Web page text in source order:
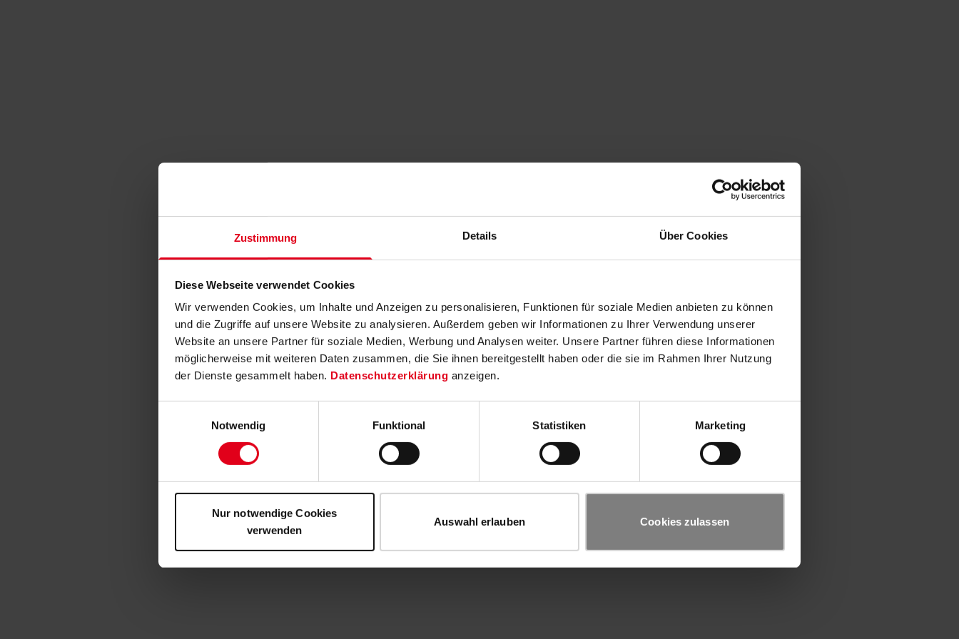
Zustimmung Details Über Cookies
Diese Webseite verwendet Cookies
Wir verwenden Cookies, um Inhalte und Anzeigen zu personalisieren, Funktionen für soziale Medien anbieten zu können
und die Zugriffe auf unsere Website zu analysieren. Außerdem geben wir Informationen zu Ihrer Verwendung unserer
Website an unsere Partner für soziale Medien, Werbung und Analysen weiter. Unsere Partner führen diese Informationen
möglicherweise mit weiteren Daten zusammen, die Sie ihnen bereitgestellt haben oder die sie im Rahmen Ihrer Nutzung
der Dienste gesammelt haben. Datenschutzerklärung anzeigen.
Notwendig
Funktional Statistiken Marketing
Nur notwendige Cookies
verwenden
Auswahl erlauben Cookies zulassen